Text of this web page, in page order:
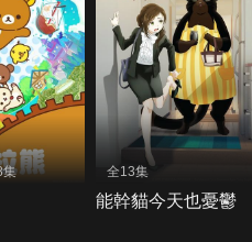
集 全13集
能幹貓今天也憂鬱